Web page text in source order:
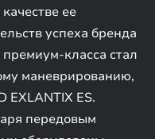
ее
успеха бренда
класса стал
маневрированию,
EXLANTIX ES.
передовым